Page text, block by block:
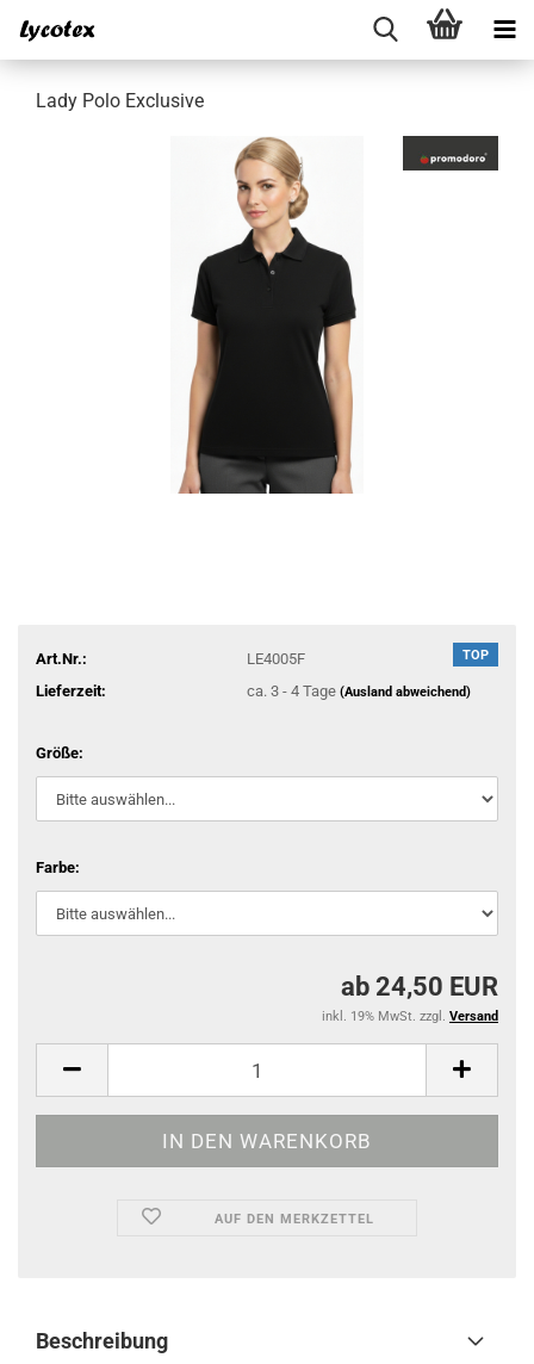
Lady Polo Exclusive
TOP
Art.Nr.:
LE4005F
Lieferzeit:
ca. 3 - 4 Tage (Ausland abweichend)
Größe:
Farbe:
ab 24,50 EUR
inkl. 19% MwSt. zzgl. Versand
AUF DEN MERKZETTEL
Beschreibung